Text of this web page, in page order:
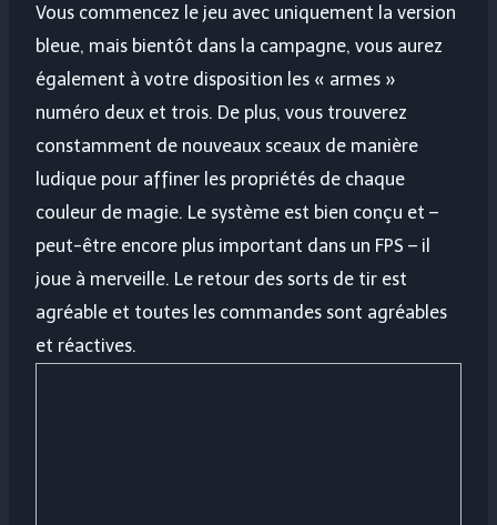
Vous commencez le jeu avec uniquement la version
bleue, mais bientôt dans la campagne, vous aurez
également à votre disposition les « armes »
numéro deux et trois. De plus, vous trouverez
constamment de nouveaux sceaux de manière
ludique pour affiner les propriétés de chaque
couleur de magie. Le système est bien conçu et –
peut-être encore plus important dans un FPS – il
joue à merveille. Le retour des sorts de tir est
agréable et toutes les commandes sont agréables
et réactives.